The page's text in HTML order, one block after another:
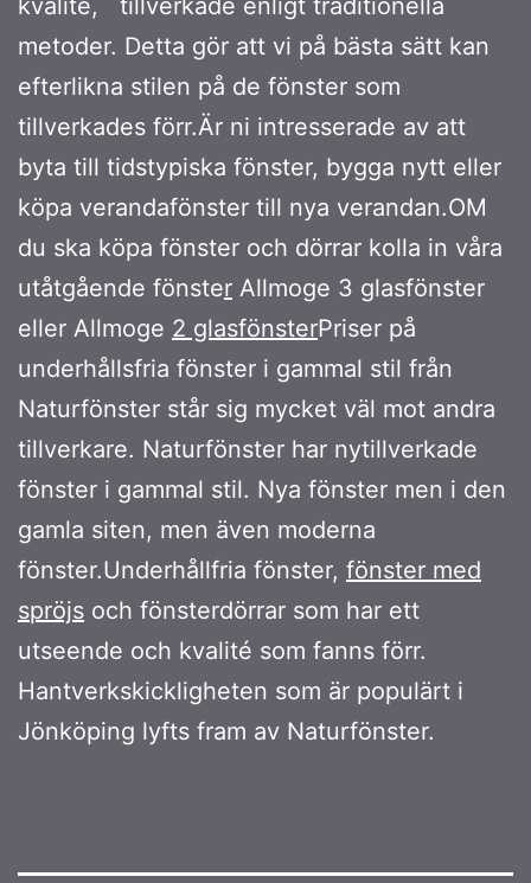
metoder. Detta gör att vi på bästa sätt kan
efterlikna stilen på de fönster som
tillverkades förr.Är ni intresserade av att
byta till tidstypiska fönster, bygga nytt eller
köpa verandafönster till nya verandan.OM
du ska köpa fönster och dörrar kolla in våra
utåtgående fönster Allmoge 3 glasfönster
eller Allmoge 2 glasfönsterPriser på
underhållsfria fönster i gammal stil från
Naturfönster står sig mycket väl mot andra
tillverkare. Naturfönster har nytillverkade
fönster i gammal stil. Nya fönster men i den
gamla siten, men även moderna
fönster.Underhållfria fönster, fönster med
spröjs och fönsterdörrar som har ett
utseende och kvalité som fanns förr.
Hantverkskickligheten som är populärt i
Jönköping lyfts fram av Naturfönster.